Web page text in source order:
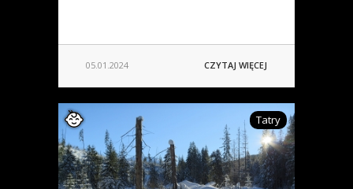
05.01.2024 CZYTAJ WIĘCEJ
Tatry